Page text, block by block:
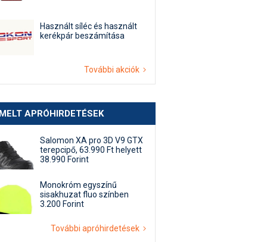
Használt síléc és használt
kerékpár beszámítása
További akciók
APRÓHIRDETÉSEK
Salomon XA pro 3D V9 GTX
terepcipő, 63.990 Ft helyett
38.990 Forint
Monokróm egyszínű
sisakhuzat fluo színben
3.200 Forint
További apróhirdetések